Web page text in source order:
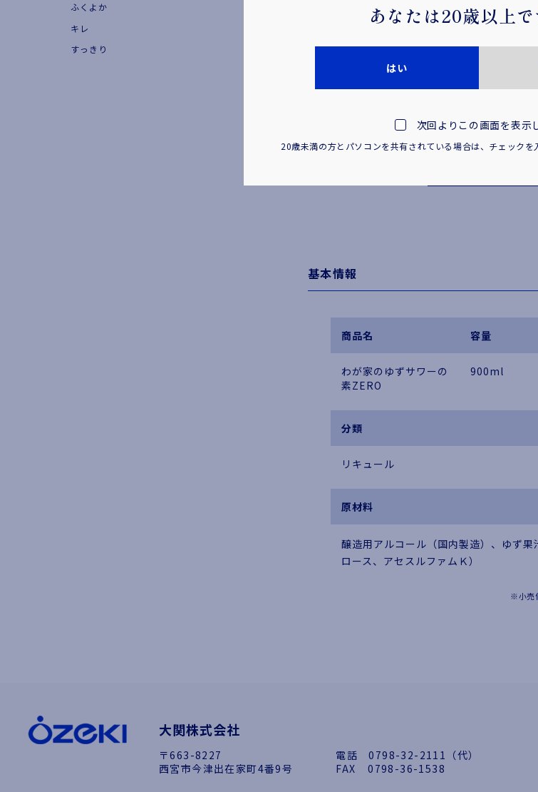
ふくよか
キレ
すっきり
（２）冷えたソーダをグラスの脇に注ぐ
（３）最後に氷ごとゆっくりステアしたら
※食品表示基準に基づき、100mlあたり糖類0.5g未満を糖
基本情報
商品名 容量
わが家のゆずサワーの
素ZERO
900ml
分類
リキュール
原材料
醸造用アルコール（国内製造）、ゆず
ロース、アセスルファムＫ）
※小売
大関株式会社
〒663-8227
西宮市今津出在家町4番9号
電話0798-32-2111（代）
FAX 0798-36-1538
あなたは20歳以上で
はい
次回よりこの画面を表示
20歳未満の方とパソコンを共有されている場合は、 チェックを